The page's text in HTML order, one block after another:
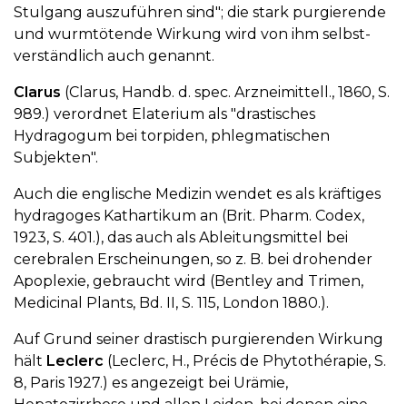
Stulgang auszuführen sind"; die stark purgierende
und wurmtötende Wirkung wird von ihm selbst-
verständlich auch genannt.
Clarus (Clarus, Handb. d. spec. Arzneimittell., 1860, S.
989.) verordnet Elaterium als "drastisches
Hydragogum bei torpiden, phlegmatischen
Subjekten".
Auch die englische Medizin wendet es als kräftiges
hydragoges Kathartikum an (Brit. Pharm. Codex,
1923, S. 401.), das auch als Ableitungsmittel bei
cerebralen Erscheinungen, so z. B. bei drohender
Apoplexie, gebraucht wird (Bentley and Trimen,
Medicinal Plants, Bd. II, S. 115, London 1880.).
Auf Grund seiner drastisch purgierenden Wirkung
hält Leclerc (Leclerc, H., Précis de Phytothérapie, S.
8, Paris 1927.) es angezeigt bei Urämie,